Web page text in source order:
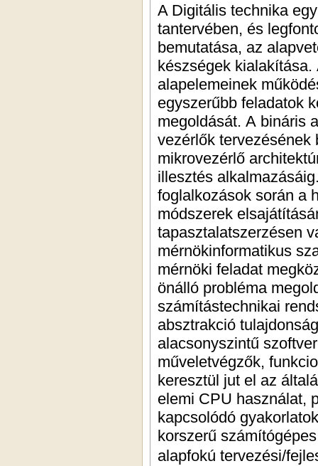
A Digitális technika
tantervében, és
bemutatása, az
készségek
alapelemeinek
egyszerűbb feladatok
megoldását. A bináris
vezérlők tervezésének
mikrovezérlő
illesztés
foglalkozások során a
módszerek
tapasztalatszerzésen
mérnökinformatikus
mérnöki feladat
önálló probléma
számítástechnikai
absztrakció
alacsonyszintű
műveletvégzők,
keresztül jut el az
elemi CPU használat,
kapcsolódó
korszerű
alapfokú tervezési/